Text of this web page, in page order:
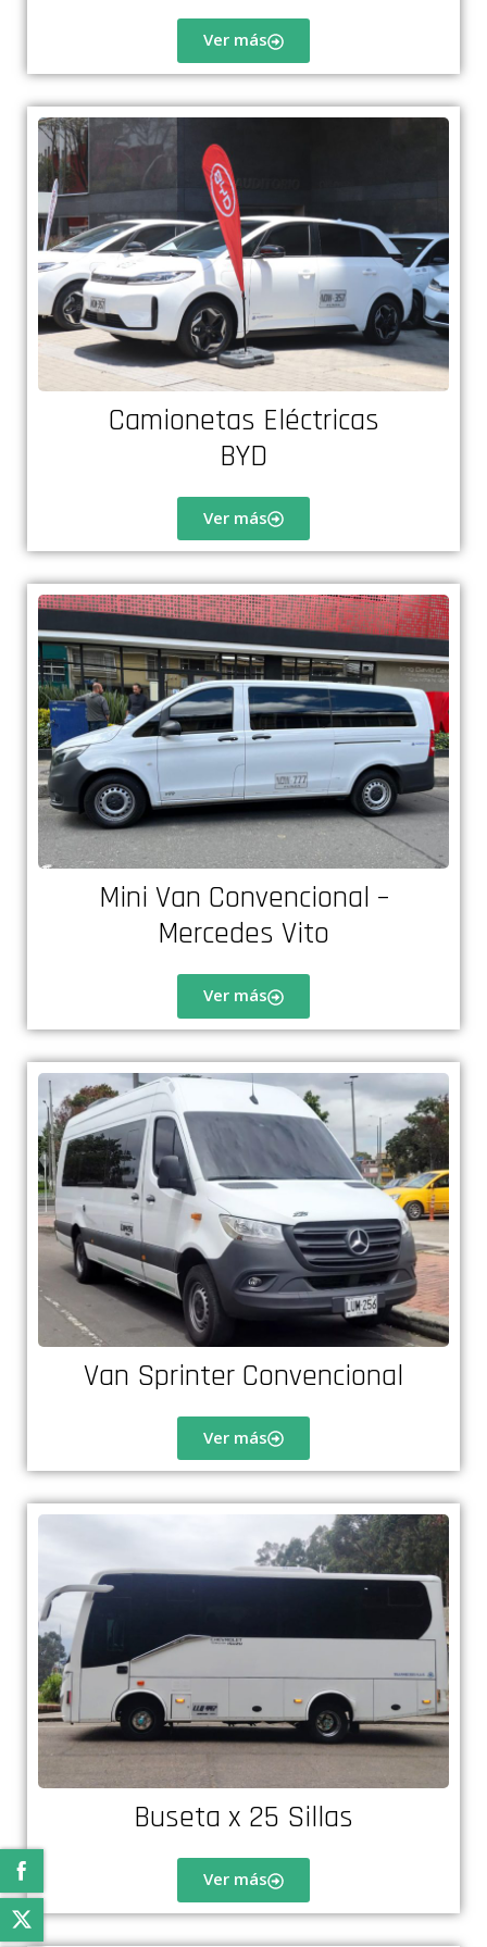
Ver más
Camionetas Eléctricas
BYD
Ver más
Mini Van Convencional –
Mercedes Vito
Ver más
Van Sprinter Convencional
Ver más
Buseta x 25 Sillas
Ver más